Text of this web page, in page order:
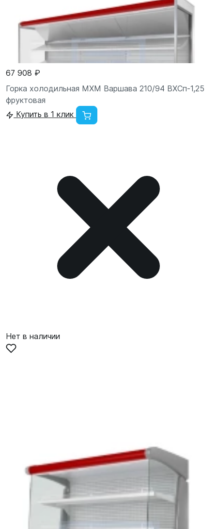
67 908 ₽
Горка холодильная МХМ Варшава 210/94 ВХСп-1,25
фруктовая
Купить в 1 клик
Нет в наличии